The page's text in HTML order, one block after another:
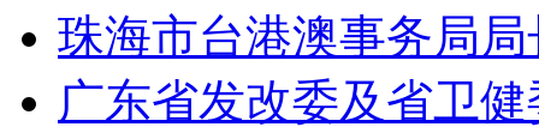
珠海市台港澳事务局
广东省发改委及省卫